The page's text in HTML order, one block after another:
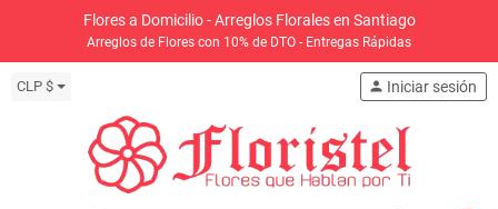
Flores a Domicilio - Arreglos Florales en Santiago
Arreglos de Flores con 10% de DTO - Entregas Rápidas
CLP $ person Iniciar sesión